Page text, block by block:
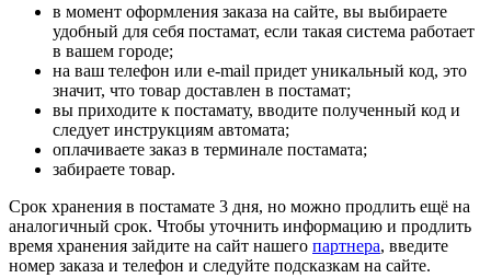
в момент оформления заказа на сайте, вы выбираете
удобный для себя постамат, если такая система работает
в вашем городе;
на ваш телефон или e-mail придет уникальный код, это
значит, что товар доставлен в постамат;
вы приходите к постамату, вводите полученный код и
следует инструкциям автомата;
оплачиваете заказ в терминале постамата;
забираете товар.
Срок хранения в постамате 3 дня, но можно продлить ещё на
аналогичный срок. Чтобы уточнить информацию и продлить
время хранения зайдите на сайт нашего партнера, введите
номер заказа и телефон и следуйте подсказкам на сайте.